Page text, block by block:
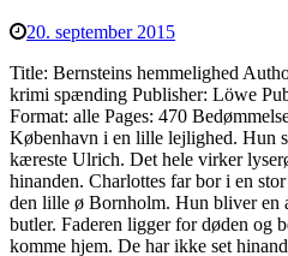
20. september 2015
Title: Bernsteins hemmelighed
krimi spænding Publisher: Löwe
Format: alle Pages: 470
København i en lille lejlighed. Hun
kæreste Ulrich. Det hele virker
hinanden. Charlottes far bor i en
den lille ø Bornholm. Hun bliver en
butler. Faderen ligger for døden og
komme hjem. De har ikke set